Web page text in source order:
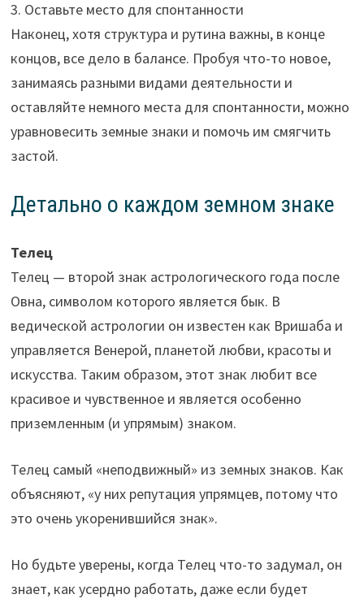
3. Оставьте место для спонтанности
Наконец, хотя структура и рутина важны, в конце
концов, все дело в балансе. Пробуя что-то новое,
занимаясь разными видами деятельности и
оставляйте немного места для спонтанности, можно
уравновесить земные знаки и помочь им смягчить
застой.
Детально о каждом земном знаке
Телец
Телец — второй знак астрологического года после
Овна, символом которого является бык. В
ведической астрологии он известен как Вришаба и
управляется Венерой, планетой любви, красоты и
искусства. Таким образом, этот знак любит все
красивое и чувственное и является особенно
приземленным (и упрямым) знаком.
Телец самый «неподвижный» из земных знаков. Как
объясняют, «у них репутация упрямцев, потому что
это очень укоренившийся знак».
Но будьте уверены, когда Телец что-то задумал, он
знает, как усердно работать, даже если будет